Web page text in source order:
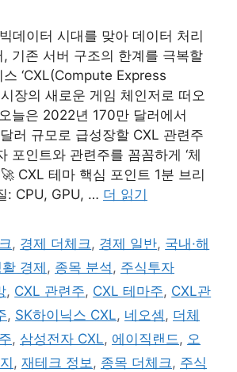
데이터 시대를 맞아 데이터 처리
기존 서버 구조의 한계를 극복할
‘CXL(Compute Express
장의 새로운 게임 체인저로 떠오
늘은 2022년 170만 달러에서
러 규모로 급성장할 CXL 관련주
포인트와 관련주를 꼼꼼하게 ‘체
CXL 테마 핵심 포인트 1분 브리
: CPU, GPU, … 더 읽기
, 경제 더체크, 경제 일반, 국내·해
경제 , 종목 분석, 주식투자
, CXL 관련주, CXL 테마주, CXL관
, SK하이닉스 CXL, 네오셈, 더체
, 삼성전자 CXL, 에이직랜드, 오
, 재테크 정보, 종목 더체크, 주식